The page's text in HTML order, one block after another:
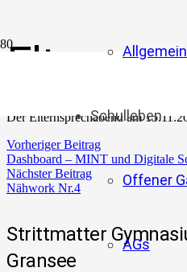
Schulleben
Offener
AGs
Der Elternsprechabend am
Vorheriger Beitrag
Dashboard – MINT und Digitale
Nächster Beitrag
Nähwork Nr.4
Strittmatter
Gransee